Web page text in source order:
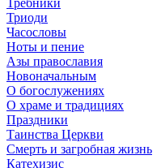
Требники
Триоди
Часословы
Ноты и пение
Азы православия
Новоначальным
О богослужениях
О храме и традициях
Праздники
Таинства Церкви
Смерть и загробная жизнь
Катехизис